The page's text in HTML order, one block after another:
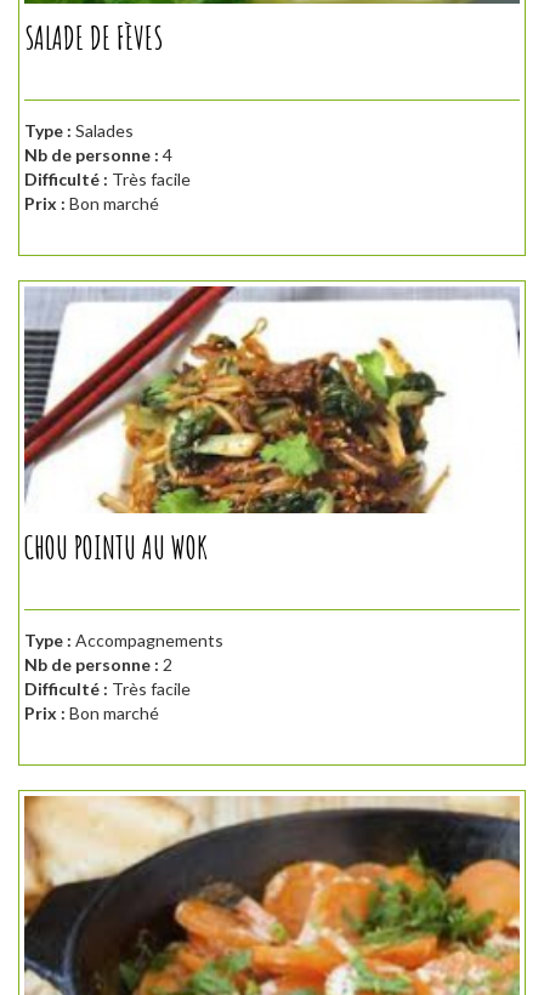
SALADE DE FÈVES
Type : Salades
Nb de personne : 4
Difficulté : Très facile
Prix : Bon marché
CHOU POINTU AU WOK
Type : Accompagnements
Nb de personne : 2
Difficulté : Très facile
Prix : Bon marché